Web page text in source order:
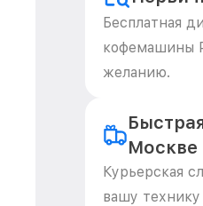
Бесплатная
кофемашины
желанию.
Москве
Курьерская
вашу